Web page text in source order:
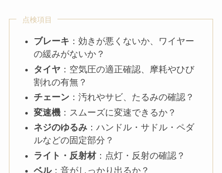
点検項目
ブレーキ ：効きが悪くないか、ワイヤー
の緩みがないか？
タイヤ ：空気圧の適正確認、摩耗やひび
割れの有無？
チェーン ：汚れやサビ、たるみの確認？
変速機 ：スムーズに変速できるか？
ネジのゆるみ ：ハンドル・サドル・ペダ
ルなどの固定部分？
ライト・反射材：点灯・反射の確認？
ベル：音がしっかり出るか？